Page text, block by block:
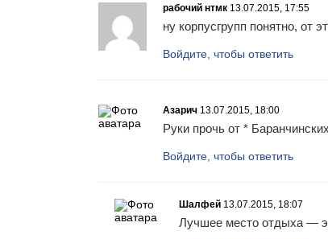
рабочий нтмк 13.07.2015, 17:55
ну корпусгрупп понятно, от
Войдите, чтобы ответить
Азарич 13.07.2015, 18:00
Руки прочь от *
Войдите, чтобы ответить
Шалфей 13.07.2015, 18:07
Лучшее место отдыха —